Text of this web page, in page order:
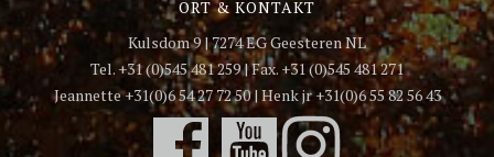
ORT & KONTAKT
Kulsdom 9 | 7274 EG Geesteren NL
Tel. +31 (0)545 481 259 | Fax. +31 (0)545 481 271
Jeannette +31(0)6 54 27 72 50 | Henk jr +31(0)6 55 82 56 43